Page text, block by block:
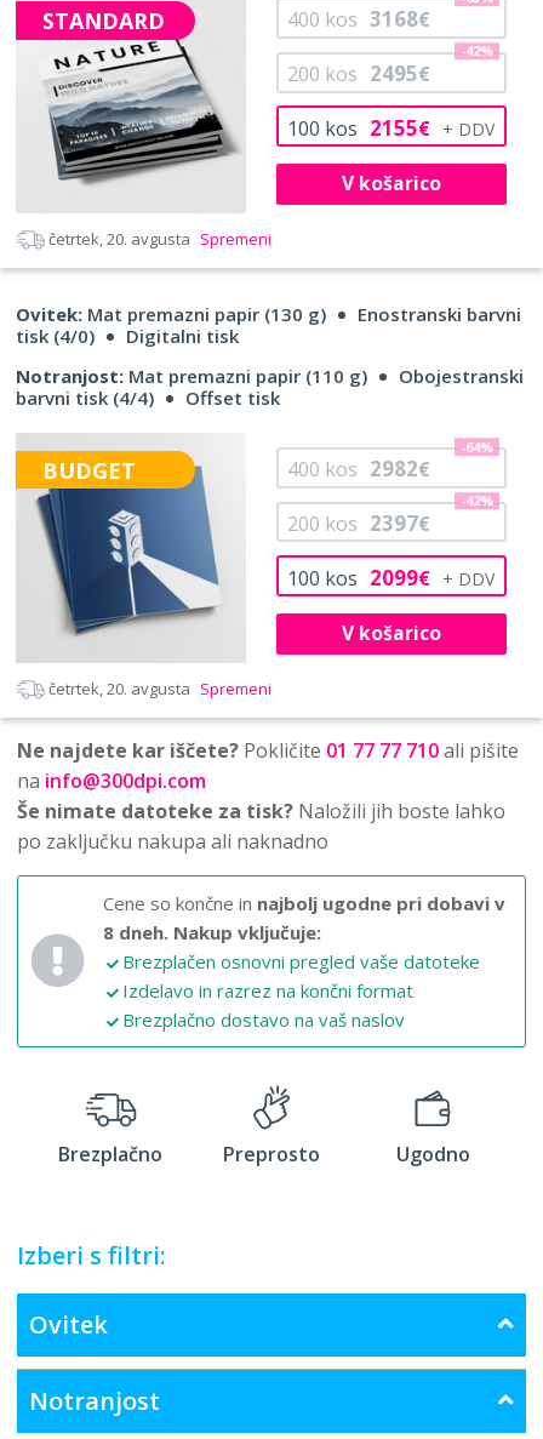
STANDARD
100 kos 2155€
200 kos 2495€
-42%
400 kos 3168€
V košarico
četrtek, 20. avgusta Spremeni
Ovitek: Mat premazni papir (130 g)
Enostranski barvni
tisk (4/0)
Digitalni tisk
Notranjost: Mat premazni papir (110 g)
Obojestranski
barvni tisk (4/4)
Offset tisk
BUDGET
100 kos 2099€
200 kos 2397€
-42%
400 kos 2982€
-64%
V košarico
četrtek, 20. avgusta Spremeni
Ne najdete kar iščete? Pokličite 01 77 77 710ali pišite
na info@300dpi.com
Še nimate datoteke za tisk? Naložili jih boste lahko
po zaključku nakupa ali naknadno
Cene so končne in najbolj ugodne pri dobavi v
8 dneh. Nakup vključuje:
Brezplačen osnovni pregled vaše datoteke
Izdelavo in razrez na končni format
Brezplačno dostavo na vaš naslov
Brezplačno Preprosto Ugodno
Izberi s filtri:
Ovitek
Notranjost